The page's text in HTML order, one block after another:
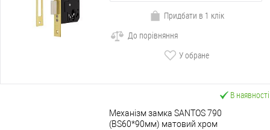
Придбати в 1 клік
До порівняння
У обране
В наявності
Механізм замка SANTOS 790
(BS60*90мм) матовий хром